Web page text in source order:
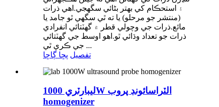
۽ استحڪام کي بهتر بڻائي سگهجي.اهي ذرات
(منتشر جو مرحلو) يا ته ٿي سگهي ٿو جامد يا
مائع.ذرات جي وچولي قطر ۾ گھٽتائي انفرادي
ذرات جو تعداد وڌائي ٿو.اهو اوسط جي گهٽتائي
جي ڪري ٿي ...
تفصيل پڇا ڳاڇا
ليبارٽري 1000W الٽراسائونڊ پروب
homogenizer